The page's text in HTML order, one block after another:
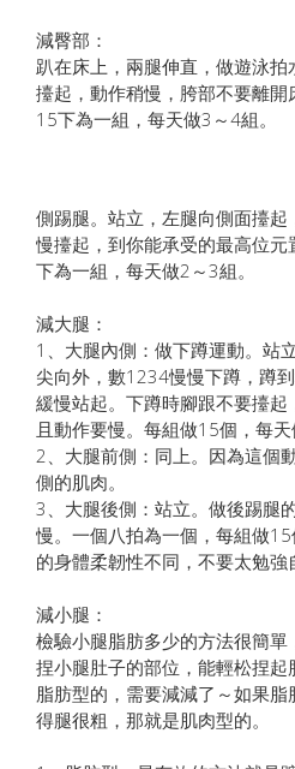
減臀部：
趴在床上，兩腿伸直，做遊泳
擡起，動作稍慢，胯部不要離開
15下為一組，每天做3～4組。
側踢腿。站立，左腿向側面擡
慢擡起，到你能承受的最高位
下為一組，每天做2～3組。
減大腿：
1、大腿內側：做下蹲運動。站
尖向外，數1234慢慢下蹲，蹲
緩慢站起。下蹲時腳跟不要擡
且動作要慢。每組做15個，每天
2、大腿前側：同上。因為這個
側的肌肉。
3、大腿後側：站立。做後踢腿
慢。一個八拍為一個，每組做
的身體柔韌性不同，不要太勉強
減小腿：
檢驗小腿脂肪多少的方法很簡
捏小腿肚子的部位，能輕松捏
脂肪型的，需要減減了～如果
得腿很粗，那就是肌肉型的。